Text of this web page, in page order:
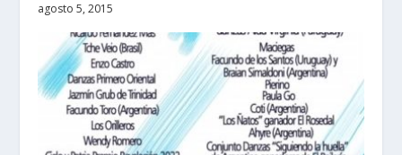
agosto 5, 2015